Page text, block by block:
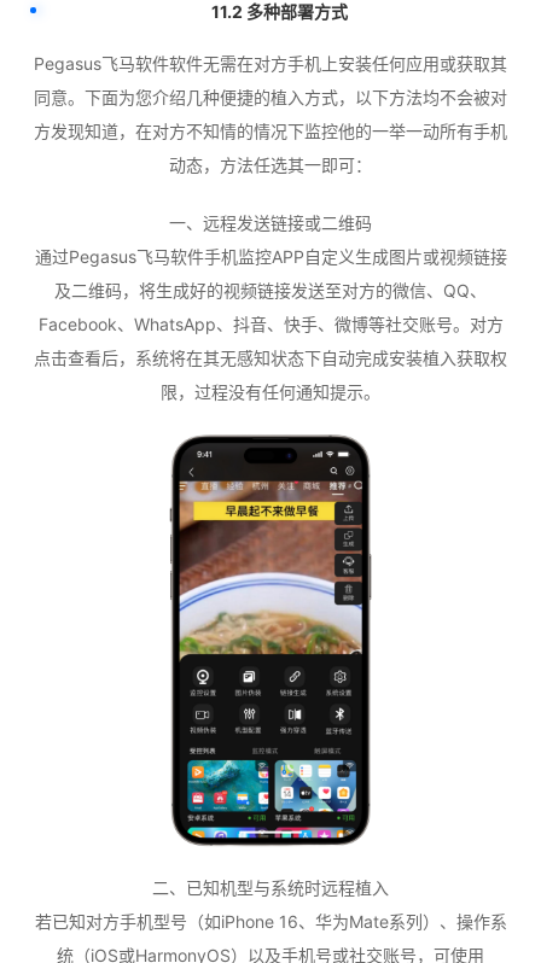
11.2 多种部署方式
Pegasus飞马软件软件无需在对方手机上安装任何应用或获取其
同意。下面为您介绍几种便捷的植入方式，以下方法均不会被对
方发现知道，在对方不知情的情况下监控他的一举一动所有手机
动态，方法任选其一即可：
一、远程发送链接或二维码
通过Pegasus飞马软件手机监控APP自定义生成图片或视频链接
及二维码，将生成好的视频链接发送至对方的微信、QQ、
Facebook、WhatsApp、抖音、快手、微博等社交账号。对方
点击查看后，系统将在其无感知状态下自动完成安装植入获取权
限，过程没有任何通知提示。
二、已知机型与系统时远程植入
若已知对方手机型号（如iPhone 16、华为Mate系列）、操作系
统（iOS或HarmonyOS）以及手机号或社交账号，可使用